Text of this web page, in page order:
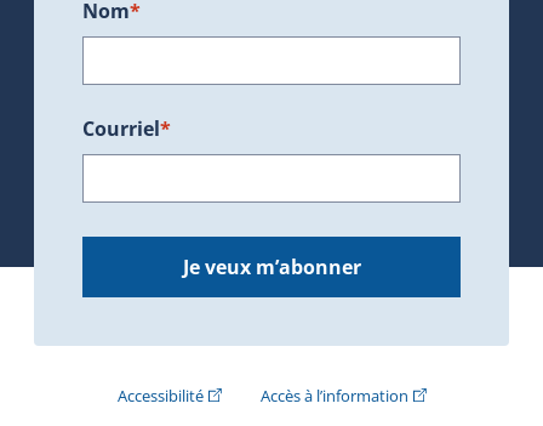
Nom*
Courriel*
Je veux m’abonner
Accessibilité(Cet hyperlien externe s'ouvrira dans une
Accès à l’information(Cet hyperlien